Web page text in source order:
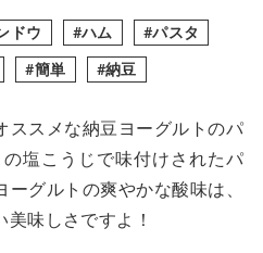
ドウ ハム
パスタ
簡単 納豆
ススメな納豆ヨーグルトのパ
塩こうじで味付けされたパ
グルトの爽やかな酸味は、
味しさですよ！